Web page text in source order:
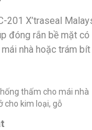
201 X’traseal
đóng rắn bề mặt có
nhà hoặc trám bít
thấm cho mái nhà
cho kim loại, gỗ